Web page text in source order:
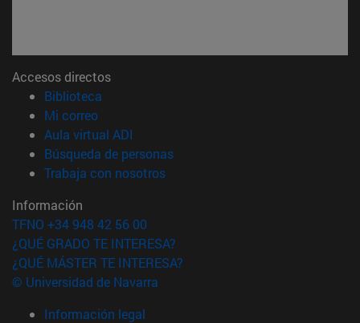
Accesos directos
Biblioteca
Mi correo(abre en nueva ventana)
Aula virtual ADI
Búsqueda de personas(abre en nueva ventana)
Trabaja con nosotros(abre en nueva ventana)
Información
TFNO +34 948 42 56 00
¿QUÉ GRADO TE INTERESA?
¿QUÉ MÁSTER TE INTERESA?
© Universidad de Navarra
Información legal